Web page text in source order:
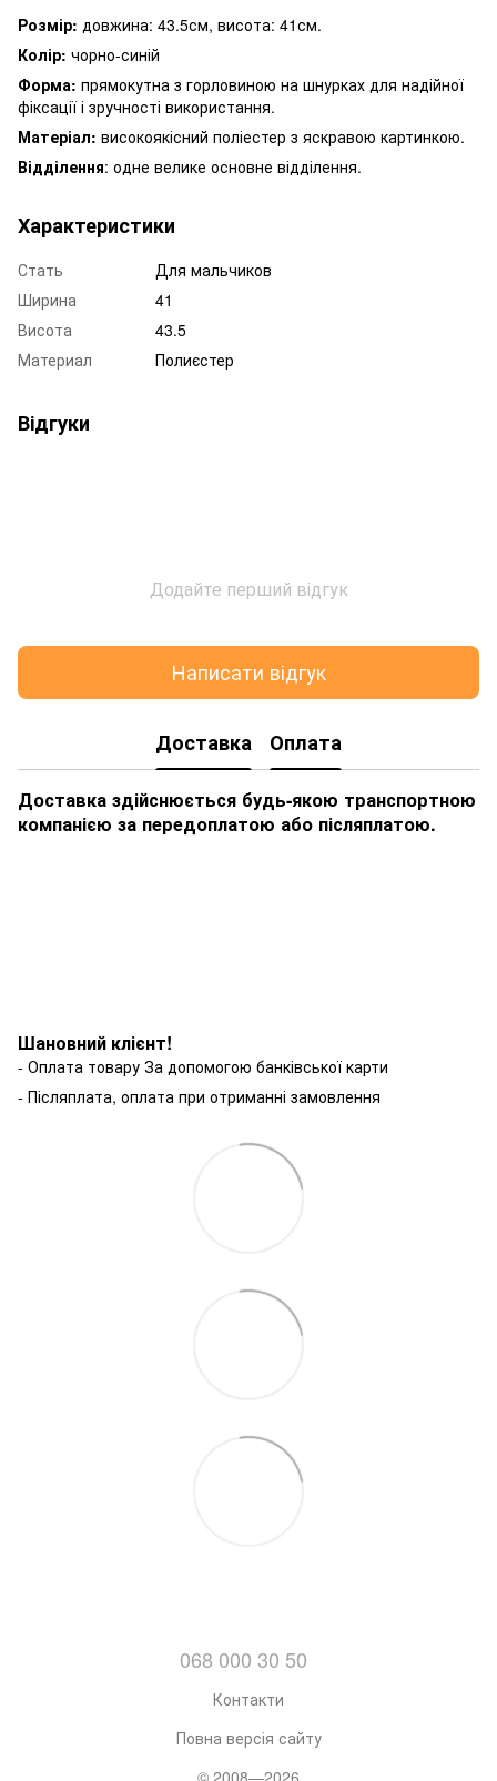
Розмір: довжина: 43.5см, висота: 41см.
Колір: чорно-синій
Форма: прямокутна з горловиною на шнурках для надійної
фіксації і зручності використання.
Матеріал: високоякісний поліестер з яскравою картинкою.
Відділення: одне велике основне відділення.
Характеристики
Стать
Для мальчиков
Ширина
41
Висота
43.5
Материал
Полиєстер
Відгуки
Додайте перший відгук
Написати відгук
Доставка Оплата
Доставка здійснюється будь-якою транспортною
компанією за передоплатою або післяплатою.
Шановний клієнт!
- Оплата товару За допомогою банківської карти
- Післяплата, оплата при отриманні замовлення
068 000 30 50
Контакти
Повна версія сайту
© 2008—2026